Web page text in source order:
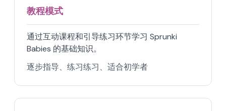
教程模式
通过互动课程和引导练习环节学习 Sprunki
Babies 的基础知识。
逐步指导、练习练习、适合初学者